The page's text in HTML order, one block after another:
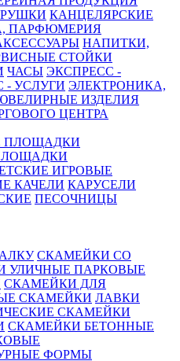
КАНЦЕЛЯРСКИЕ
ПАРФЮМЕРИЯ
НАПИТКИ,
СТОЙКИ
ЧАСЫ ЭКСПРЕСС -
- УСЛУГИ ЭЛЕКТРОНИКА,
ИЗДЕЛИЯ
ЦЕНТРА
ИГРОВЫЕ
КАЧЕЛИ КАРУСЕЛИ
ПЕСОЧНИЦЫ
СКАМЕЙКИ СО
УЛИЧНЫЕ ПАРКОВЫЕ
СКАМЕЙКИ ДЛЯ
СКАМЕЙКИ ЛАВКИ
СКАМЕЙКИ
СКАМЕЙКИ БЕТОННЫЕ